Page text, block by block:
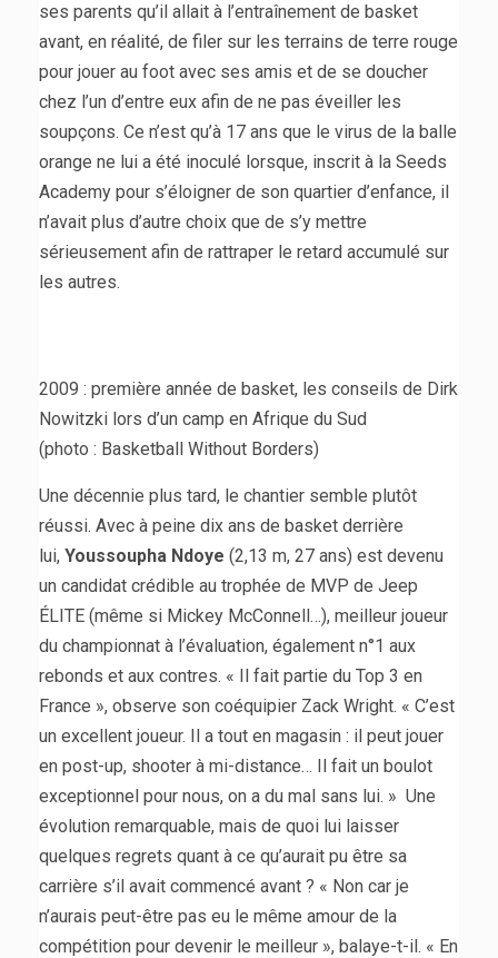
ses parents qu’il allait à l’entraînement de basket
avant, en réalité, de filer sur les terrains de terre rouge
pour jouer au foot avec ses amis et de se doucher
chez l’un d’entre eux afin de ne pas éveiller les
soupçons. Ce n’est qu’à 17 ans que le virus de la balle
orange ne lui a été inoculé lorsque, inscrit à la Seeds
Academy pour s’éloigner de son quartier d’enfance, il
n’avait plus d’autre choix que de s’y mettre
sérieusement afin de rattraper le retard accumulé sur
les autres.
2009 : première année de basket, les conseils de Dirk
Nowitzki lors d’un camp en Afrique du Sud
(photo : Basketball Without Borders)
Une décennie plus tard, le chantier semble plutôt
réussi. Avec à peine dix ans de basket derrière
lui, Youssoupha Ndoye (2,13 m, 27 ans) est devenu
un candidat crédible au trophée de MVP de Jeep
ÉLITE (même si Mickey McConnell…), meilleur joueur
du championnat à l’évaluation, également n°1 aux
rebonds et aux contres. « Il fait partie du Top 3 en
France », observe son coéquipier Zack Wright. « C’est
un excellent joueur. Il a tout en magasin : il peut jouer
en post-up, shooter à mi-distance… Il fait un boulot
exceptionnel pour nous, on a du mal sans lui. » Une
évolution remarquable, mais de quoi lui laisser
quelques regrets quant à ce qu’aurait pu être sa
carrière s’il avait commencé avant ? « Non car je
n’aurais peut-être pas eu le même amour de la
compétition pour devenir le meilleur », balaye-t-il. « En